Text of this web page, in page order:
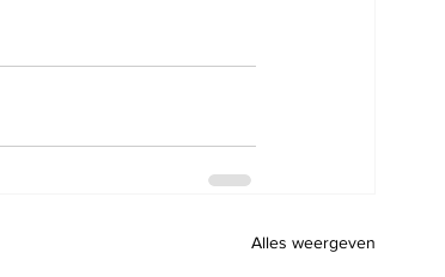
Alles weergeven